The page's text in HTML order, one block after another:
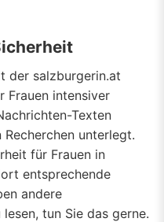
der salzburgerin.at
Frauen intensiver
Texten
unterlegt.
für Frauen in
entsprechende
andere
tun Sie das gerne.